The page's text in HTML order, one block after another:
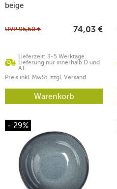
beige
Lieferzeit: 3-5 Werktage.
Lieferung nur innerhalb D und
AT.
UVP95,60 € 74,03 €
Preis inkl. MwSt. zzgl. Versand
Warenkorb
- 29%